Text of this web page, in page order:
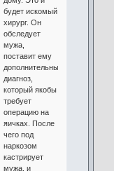
будет искомый
хирург. Он
обследует
мужа,
поставит ему
дополнительный
диагноз,
который якобы
требует
операцию на
яичках. После
чего под
наркозом
кастрирует
мужа, и